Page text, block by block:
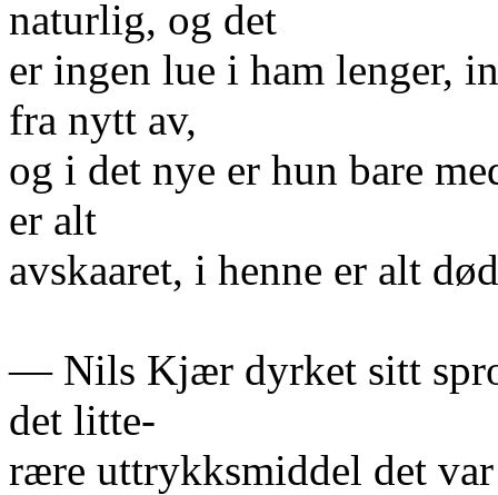
naturlig, og det
er ingen lue i ham lenger,
fra nytt av,
og i det nye er hun bare
er alt
avskaaret, i henne er alt
— Nils Kjær dyrket sitt
det litte-
rære uttrykksmiddel det